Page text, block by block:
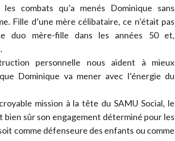
combats qu’a menés Dominique sans
Fille d’une mère célibataire, ce n’était pas
duo mère-fille dans les années 50 et,
personnelle nous aident à mieux
Dominique va mener avec l’énergie du
mission à la tête du SAMU Social, le
bien sûr son engagement déterminé pour les
comme défenseure des enfants ou comme